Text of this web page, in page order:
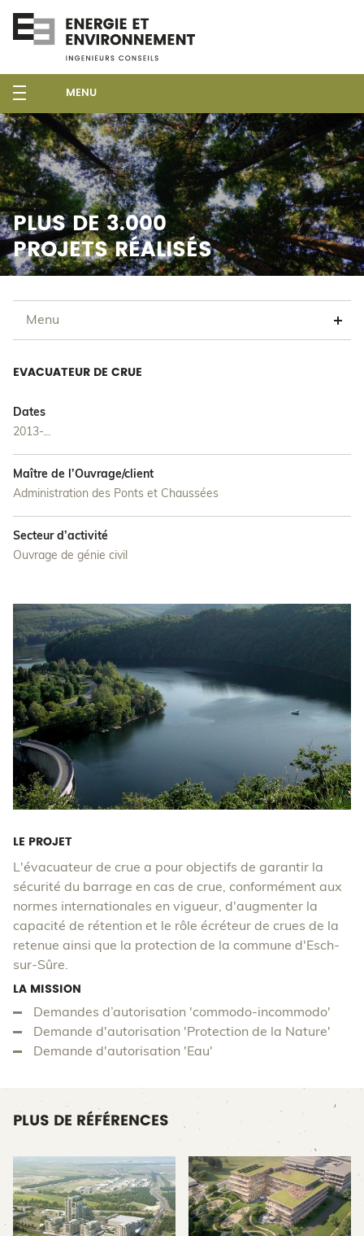
MENU
PLUS DE 3.000
PROJETS RÉALISÉS
Menu
EVACUATEUR DE CRUE
Dates
2013-...
Maître de l’Ouvrage/client
Administration des Ponts et Chaussées
Secteur d’activité
Ouvrage de génie civil
LE PROJET
L'évacuateur de crue a pour objectifs de garantir la
sécurité du barrage en cas de crue, conformément aux
normes internationales en vigueur, d'augmenter la
capacité de rétention et le rôle écréteur de crues de la
retenue ainsi que la protection de la commune d'Esch-
sur-Sûre.
LA MISSION
Demandes d’autorisation 'commodo-incommodo'
Demande d'autorisation 'Protection de la Nature'
Demande d'autorisation 'Eau'
PLUS DE RÉFÉRENCES